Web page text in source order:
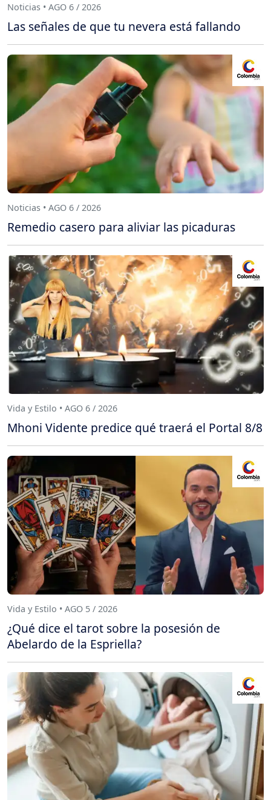
Noticias • AGO 6 / 2026
Las señales de que tu nevera está fallando
Noticias • AGO 6 / 2026
Remedio casero para aliviar las picaduras
Vida y Estilo • AGO 6 / 2026
Mhoni Vidente predice qué traerá el Portal 8/8
Vida y Estilo • AGO 5 / 2026
¿Qué dice el tarot sobre la posesión de
Abelardo de la Espriella?